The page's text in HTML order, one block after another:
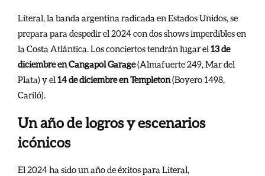
Literal, la banda argentina radicada en Estados Unidos, se
prepara para despedir el 2024 con dos shows imperdibles en
la Costa Atlántica. Los conciertos tendrán lugar el 13 de
diciembre en Cangapol Garage(Almafuerte 249, Mar del
Plata) y el 14 de diciembre en Templeton(Boyero 1498,
Cariló).
Un año de logros y escenarios
icónicos
El 2024 ha sido un año de éxitos para Literal,